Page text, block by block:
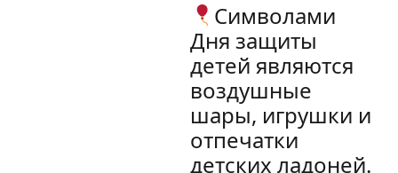
Символами
Дня защиты
детей являются
воздушные
шары, игрушки и
отпечатки
детских ладоней.